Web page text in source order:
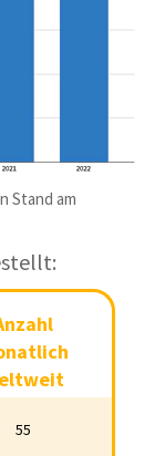
Stand am
monatlich
aktiven
Nutzer (in
(in
55